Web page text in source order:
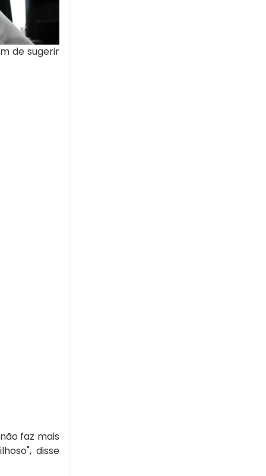
de sugerir
faz mais
disse